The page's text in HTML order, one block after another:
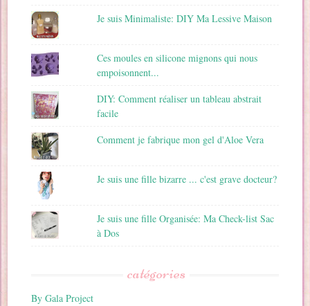
Je suis Minimaliste: DIY Ma Lessive Maison
Ces moules en silicone mignons qui nous
empoisonnent...
DIY: Comment réaliser un tableau abstrait
facile
Comment je fabrique mon gel d'Aloe Vera
Je suis une fille bizarre ... c'est grave docteur?
Je suis une fille Organisée: Ma Check-list Sac
à Dos
catégories
By Gala Project